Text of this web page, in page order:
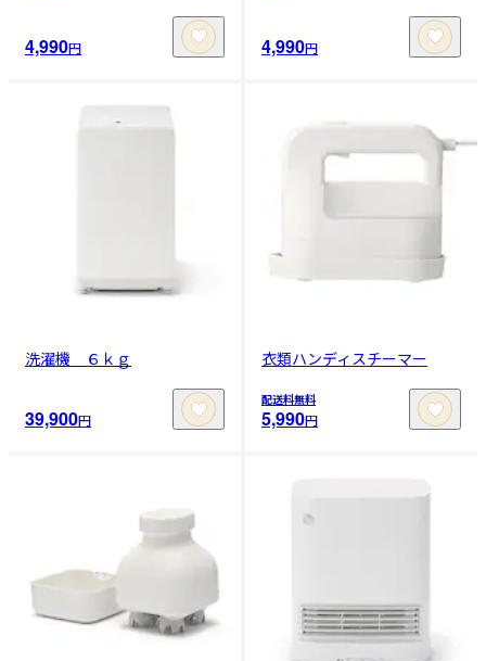
4,990円 4,990円
洗濯機 ６ｋｇ
39,900円
衣類ハンディスチーマー
配送料無料
5,990円